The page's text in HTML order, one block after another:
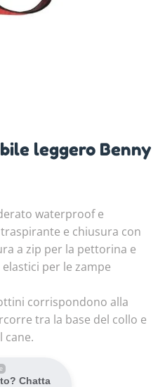
leggero Benny
waterproof e
e chiusura con
a zip per la pettorina e
per le zampe
corrispondono alla
tra la base del collo e
cane.
Chatta